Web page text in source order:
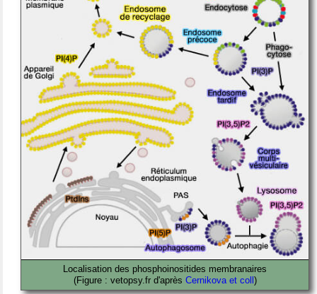
Localisation des phosphoinositides membranaires
(Figure : vetopsy.fr d'après Cernikova et coll )